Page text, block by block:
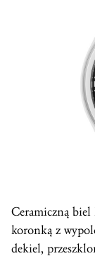
Ceramiczną biel
koronką z
dekiel,